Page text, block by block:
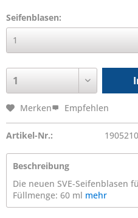
Seifenblasen:
Merken Empfehlen
Artikel-Nr.:
Beschreibung
Die neuen SVE-Seifenblasen
Füllmenge: 60 ml mehr